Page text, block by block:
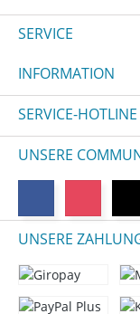
SERVICE
INFORMATION
SERVICE-HOTLINE
UNSERE
UNSERE